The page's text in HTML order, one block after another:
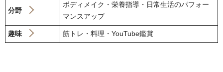
分野
ボディメイク・栄養指導・日常生活のパフォー
マンスアップ
趣味 筋トレ・料理・YouTube鑑賞